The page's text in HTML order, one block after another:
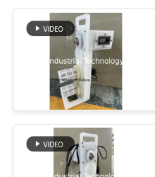
PRIVACY
POLICY
Appareil
chauffage
inoxydable